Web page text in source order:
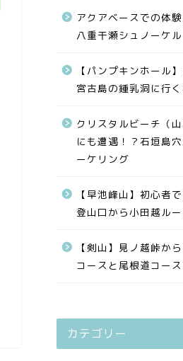
アクアベースでの体
八重干瀬シュノーケ
【パンプキンホール
宮古島の鍾乳洞に行
クリスタルビーチ（
にも遭遇！？石垣島
ーケリング
【早池峰山】初心者
登山口から小田越ル
【剣山】見ノ越峠か
コースと尾根道コー
カテゴリー